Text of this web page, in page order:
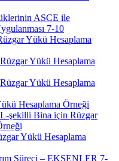
ASCE ile
7-10
Yükü Hesaplama
Yükü Hesaplama
Yükü Hesaplama
Hesaplama Örneği
şekilli Bina için Rüzgar
Yükü Hesaplama
Süreci – EKSENLER 7-